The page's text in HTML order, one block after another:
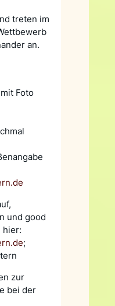
treten im
an.
Foto
und good
hier:
;
zur
bei der